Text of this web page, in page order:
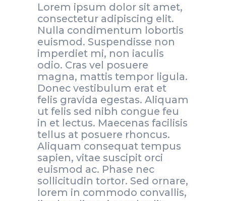
Lorem ipsum dolor sit amet,
consectetur adipiscing elit.
Nulla condimentum lobortis
euismod. Suspendisse non
imperdiet mi, non iaculis
odio. Cras vel posuere
magna, mattis tempor ligula.
Donec vestibulum erat et
felis gravida egestas. Aliquam
ut felis sed nibh congue feu
in et lectus. Maecenas facilisis
tellus at posuere rhoncus.
Aliquam consequat tempus
sapien, vitae suscipit orci
euismod ac. Phase nec
sollicitudin tortor. Sed ornare,
lorem in commodo convallis,